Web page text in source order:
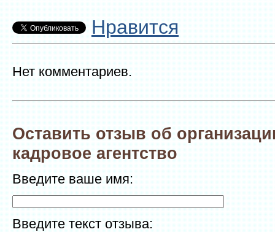
Нравится
Нет комментариев.
Оставить отзыв об
кадровое агентство
Введите ваше имя:
Введите текст отзыва: